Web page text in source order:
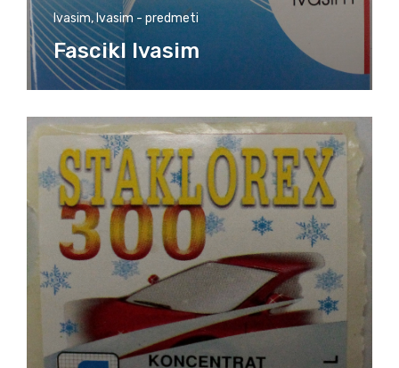
Ivasim,Ivasim - predmeti
Fascikl Ivasim